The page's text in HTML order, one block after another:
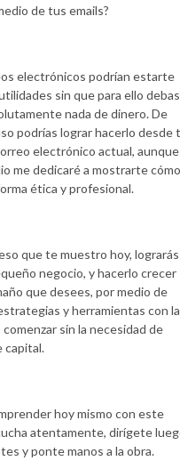
de tus emails?
electrónicos podrían estarte
sin que para ello debas
nada de dinero. De
podrías lograr hacerlo desde
electrónico actual,
me dedicaré a mostrarte cómo
ética y profesional.
que te muestro hoy, lograrás
negocio, y hacerlo crecer
que desees, por medio de
y herramientas con
sin la necesidad de
capital.
hoy mismo con este
atentamente, dirígete
y ponte manos a la obra.